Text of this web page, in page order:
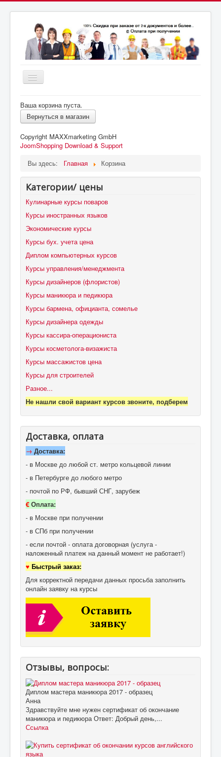
Включить/
Ваша корзина пуста.
Вернуться в магазин
Copyright MAXXmarketing GmbH
JoomShopping Download & Support
Вы здесь:
Главная Корзина
Категории/ цены
Кулинарные курсы поваров
Курсы иностранных языков
Экономические курсы
Курсы бух. учета цена
Диплом компьютерных курсов
Курсы управления/менеджмента
Курсы дизайнеров (флористов)
Курсы маникюра и педикюра
Курсы бармена, официанта, сомелье
Курсы дизайнера одежды
Курсы кассира-операциониста
Курсы косметолога-визажиста
Курсы массажистов цена
Курсы для строителей
Разное...
Не нашли свой вариант курсов звоните, подберем
Доставка, оплата
→ Доставка:
- в Москве до любой ст. метро кольцевой линии
- в Петербурге до любого метро
- почтой по РФ, бывший СНГ, зарубеж
€Оплата:
- в Москве при получении
- в СПб при получении
- если почтой - оплата договорная (услуга -
наложенный платеж на данный момент не работает!)
♥ Быстрый заказ:
Для корректной передачи данных просьба заполнить
онлайн заявку на курсы
Отзывы, вопросы:
Диплом мастера маникюра 2017 - образец
Анна
Здравствуйте мне нужен сертификат об окончание
маникюра и педикюра Ответ: Добрый день,...
Ссылка